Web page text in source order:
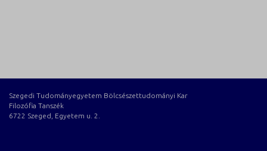
Szegedi Tudományegyetem Bölcsészettudományi Kar
Filozófia Tanszék
6722 Szeged, Egyetem u. 2.